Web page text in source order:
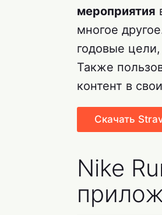
мероприятия
многое
годовые
Также
контент в
Скачать
Nike